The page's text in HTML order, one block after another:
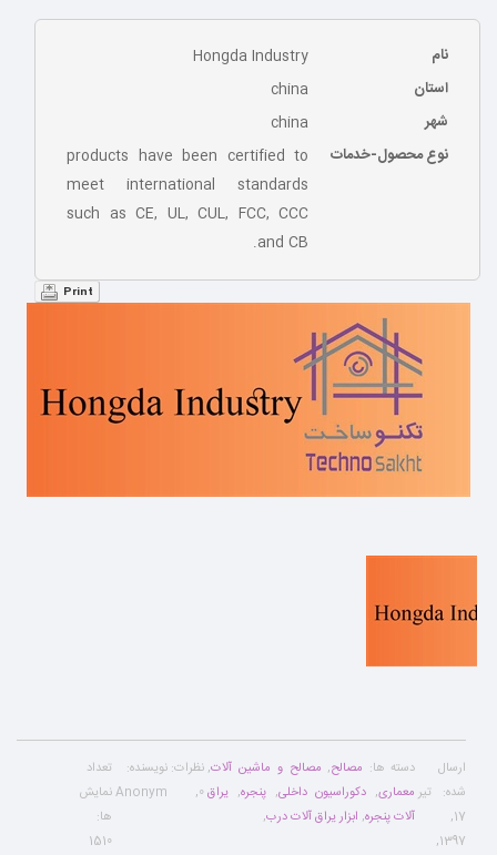
نام
Hongda Industry
استان
china
شهر
china
نوع محصول-خدمات
products have been certified to
meet international standards
such as CE, UL, CUL, FCC, CCC
and CB.
Print
ارسال
شده: تیر
17,
1397
,
دسته ها: مصالح, مصالح و ماشین آلات,
معماری, دکوراسیون داخلی,پنجره,یراق
آلات پنجره, ابزار یراق آلات درب,
نظرات:
0
,
نویسنده:
Anonym
تعداد
نمایش
ها:
1510